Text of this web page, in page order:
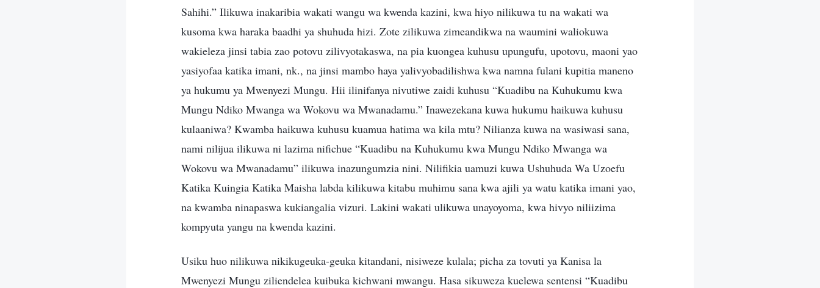
Sahihi.” Ilikuwa inakaribia wakati wangu wa kwenda kazini, kwa hiyo nilikuwa tu na wakati wa
kusoma kwa haraka baadhi ya shuhuda hizi. Zote zilikuwa zimeandikwa na waumini waliokuwa
wakieleza jinsi tabia zao potovu zilivyotakaswa, na pia kuongea kuhusu upungufu, upotovu, maoni yao
yasiyofaa katika imani, nk., na jinsi mambo haya yalivyobadilishwa kwa namna fulani kupitia maneno
ya hukumu ya Mwenyezi Mungu. Hii ilinifanya nivutiwe zaidi kuhusu “Kuadibu na Kuhukumu kwa
Mungu Ndiko Mwanga wa Wokovu wa Mwanadamu.” Inawezekana kuwa hukumu haikuwa kuhusu
kulaaniwa? Kwamba haikuwa kuhusu kuamua hatima wa kila mtu? Nilianza kuwa na wasiwasi sana,
nami nilijua ilikuwa ni lazima nifichue “Kuadibu na Kuhukumu kwa Mungu Ndiko Mwanga wa
Wokovu wa Mwanadamu” ilikuwa inazungumzia nini. Nilifikia uamuzi kuwa Ushuhuda Wa Uzoefu
Katika Kuingia Katika Maisha labda kilikuwa kitabu muhimu sana kwa ajili ya watu katika imani yao,
na kwamba ninapaswa kukiangalia vizuri. Lakini wakati ulikuwa unayoyoma, kwa hivyo niliizima
kompyuta yangu na kwenda kazini.
Usiku huo nilikuwa nikikugeuka-geuka kitandani, nisiweze kulala; picha za tovuti ya Kanisa la
Mwenyezi Mungu ziliendelea kuibuka kichwani mwangu. Hasa sikuweza kuelewa sentensi “Kuadibu